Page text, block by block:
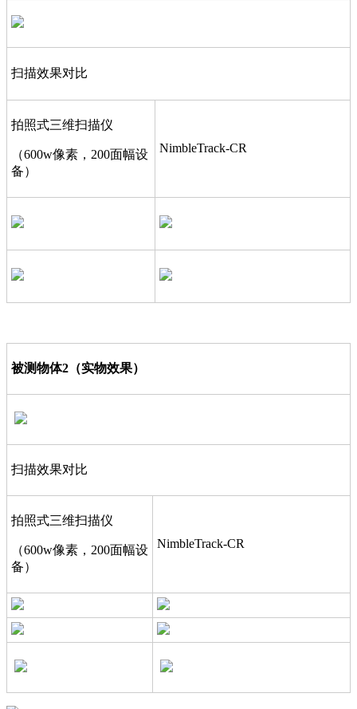
扫描效果对比
拍照式三维扫描仪
（600w像素，200面幅设
备）
NimbleTrack-CR
被测物体2（实物效果）
扫描效果对比
拍照式三维扫描仪
（600w像素，200面幅设
备）
NimbleTrack-CR